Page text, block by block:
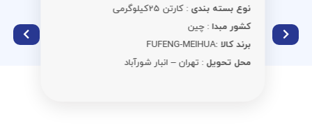
نوع بسته بندی: کارتن 25کیلوگرمی
کشور مبدا: چین
برند کالا :FUFENG-MEIHUA
محل تحویل: تهران – انبار شورآباد